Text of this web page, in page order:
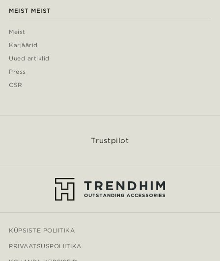
MEIST MEIST
Meist
Karjäärid
Uued artiklid
Press
CSR
Trustpilot
KÜPSISTE POLIITIKA
PRIVAATSUSPOLIITIKA